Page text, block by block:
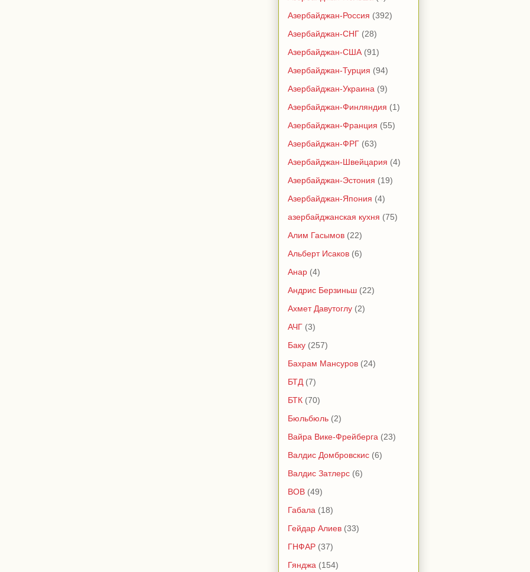
Азербайджан-Россия (392)
Азербайджан-СНГ (28)
Азербайджан-США (91)
Азербайджан-Турция (94)
Азербайджан-Украина (9)
Азербайджан-Финляндия (1)
Азербайджан-Франция (55)
Азербайджан-ФРГ (63)
Азербайджан-Швейцария (4)
Азербайджан-Эстония (19)
Азербайджан-Япония (4)
азербайджанская кухня (75)
Алим Гасымов (22)
Альберт Исаков (6)
Анар (4)
Андрис Берзиньш (22)
Ахмет Давутоглу (2)
АЧГ (3)
Баку (257)
Бахрам Мансуров (24)
БТД (7)
БТК (70)
Бюльбюль (2)
Вайра Вике-Фрейберга (23)
Валдис Домбровскис (6)
Валдис Затлерс (6)
ВОВ (49)
Габала (18)
Гейдар Алиев (33)
ГНФАР (37)
Гянджа (154)